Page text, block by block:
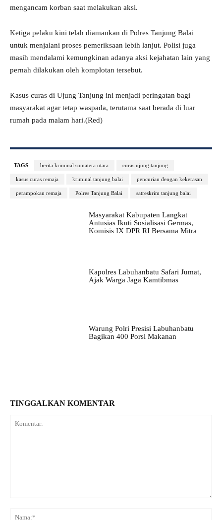
mengancam korban saat melakukan aksi.
Ketiga pelaku kini telah diamankan di Polres Tanjung Balai
untuk menjalani proses pemeriksaan lebih lanjut. Polisi juga
masih mendalami kemungkinan adanya aksi kejahatan lain yang
pernah dilakukan oleh komplotan tersebut.
Kasus curas di Ujung Tanjung ini menjadi peringatan bagi
masyarakat agar tetap waspada, terutama saat berada di luar
rumah pada malam hari.(Red)
TAGS berita kriminal sumatera utara curas ujung tanjung
kasus curas remaja kriminal tanjung balai pencurian dengan kekerasan
perampokan remaja Polres Tanjung Balai satreskrim tanjung balai
Masyarakat Kabupaten Langkat
Antusias Ikuti Sosialisasi Germas,
Komisis IX DPR RI Bersama Mitra
Kapolres Labuhanbatu Safari Jumat,
Ajak Warga Jaga Kamtibmas
Warung Polri Presisi Labuhanbatu
Bagikan 400 Porsi Makanan
TINGGALKAN KOMENTAR